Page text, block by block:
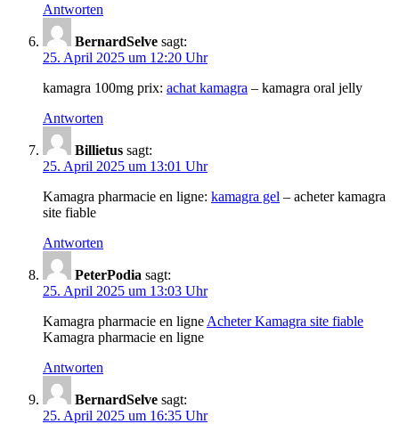
Antworten
BernardSelve sagt:
25. April 2025 um 12:20 Uhr
kamagra 100mg prix: achat kamagra – kamagra oral jelly
Antworten
Billietus sagt:
25. April 2025 um 13:01 Uhr
Kamagra pharmacie en ligne: kamagra gel – acheter kamagra
site fiable
Antworten
PeterPodia sagt:
25. April 2025 um 13:03 Uhr
Kamagra pharmacie en ligne Acheter Kamagra site fiable
Kamagra pharmacie en ligne
Antworten
BernardSelve sagt:
25. April 2025 um 16:35 Uhr